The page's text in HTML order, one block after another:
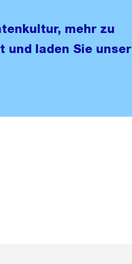
mehr zu
und laden Sie unser